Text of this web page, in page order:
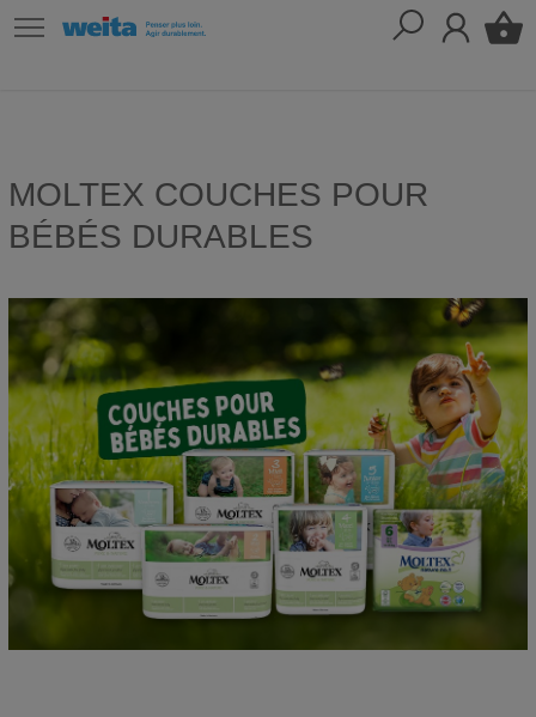
MOLTEX COUCHES POUR
BÉBÉS DURABLES